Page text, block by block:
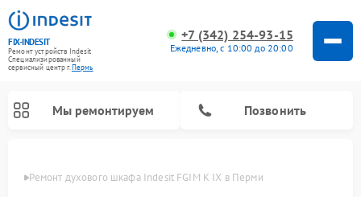
FIX-INDESIT
Ремонт устройств Indesit
Специализированный
cервисный центр г.Пермь
+7 (342) 254-93-15
Ежедневно, с 10:00 до 20:00
Мы ремонтируем Позвонить
Ремонт духового шкафа Indesit FGIM K IX в Перми